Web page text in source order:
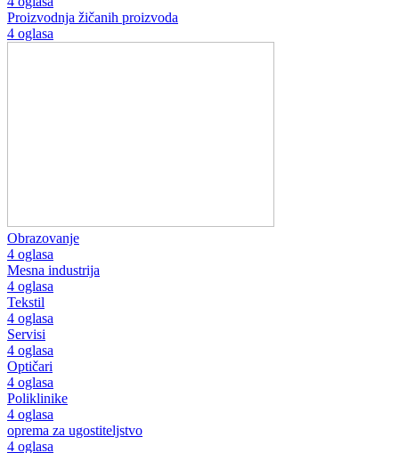
Proizvodnja žičanih proizvoda
4 oglasa
Obrazovanje
4 oglasa
Mesna industrija
4 oglasa
Tekstil
4 oglasa
Servisi
4 oglasa
Optičari
4 oglasa
Poliklinike
4 oglasa
oprema za ugostiteljstvo
4 oglasa